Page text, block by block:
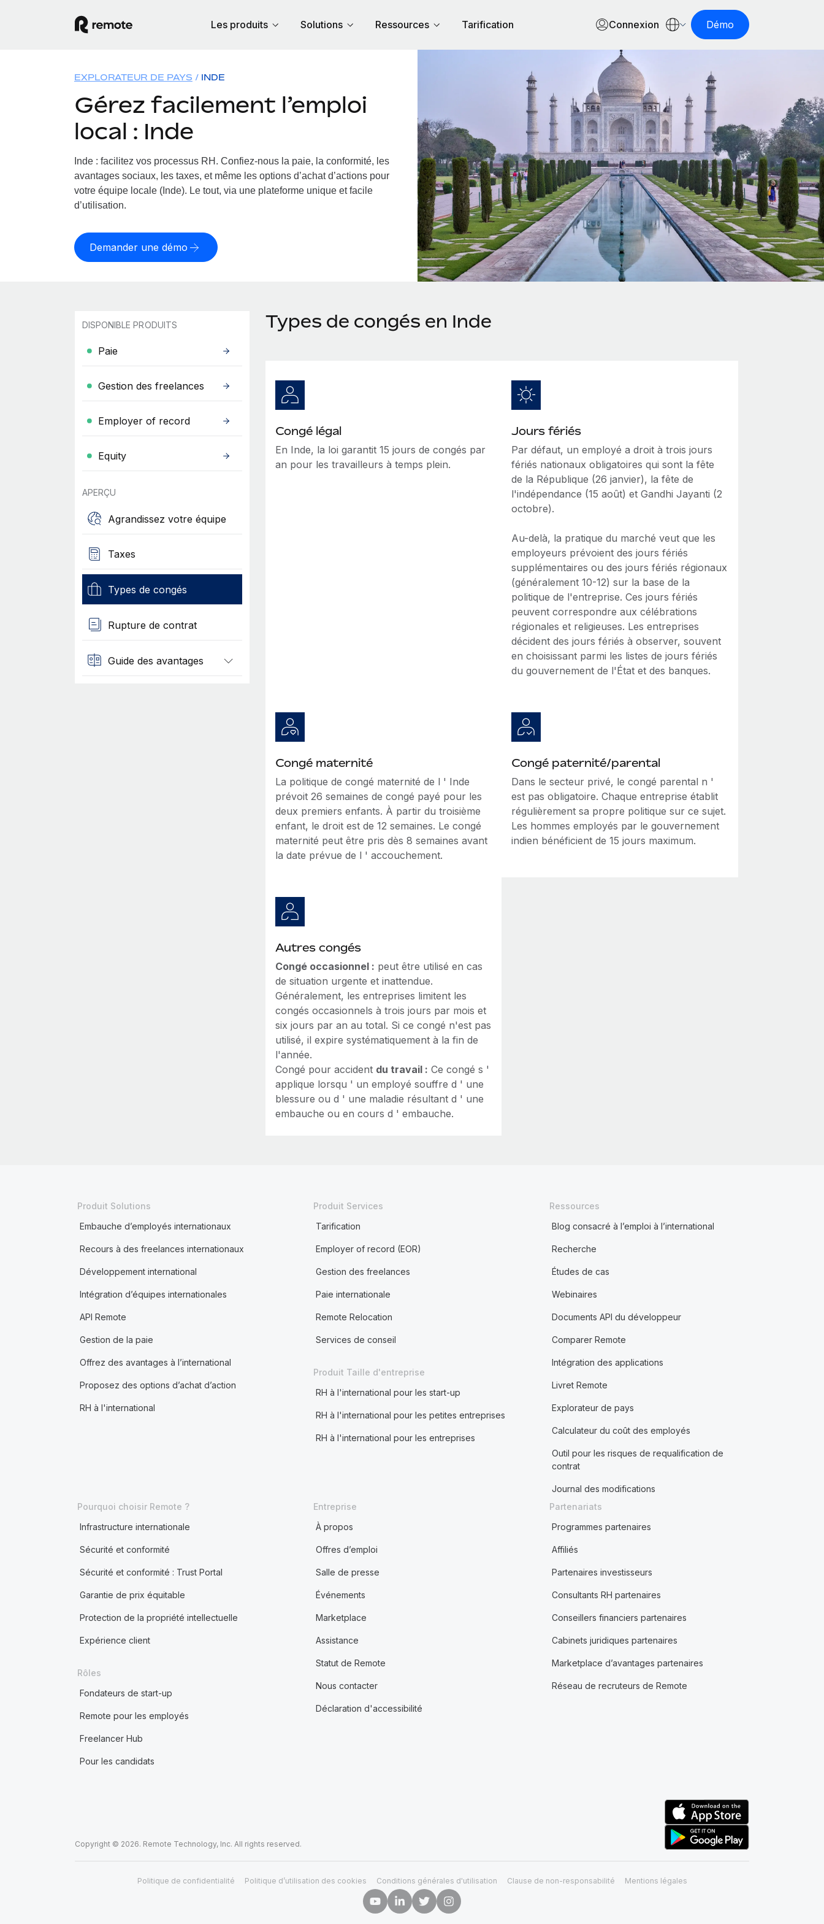
Les produits Solutions Ressources Tarification Connexion Démo
EXPLORATEUR DE PAYS INDE
Gérez facilement l’emploi
local : Inde
Inde : facilitez vos processus RH. Confiez-nous la paie, la conformité, les
avantages sociaux, les taxes, et même les options d’achat d’actions pour
votre équipe locale (Inde). Le tout, via une plateforme unique et facile
d’utilisation.
Demander une démo
DISPONIBLE PRODUITS
Paie
Gestion des freelances
Employer of record
Equity
APERÇU
Agrandissez votre équipe
Taxes
Types de congés
Rupture de contrat
Guide des avantages
Types de congés en Inde
Congé légal
En Inde, la loi garantit 15 jours de congés par
an pour les travailleurs à temps plein.
Jours fériés
Par défaut, un employé a droit à trois jours
fériés nationaux obligatoires qui sont la fête
de la République (26 janvier), la fête de
l'indépendance (15 août) et Gandhi Jayanti (2
octobre).
Au-delà, la pratique du marché veut que les
employeurs prévoient des jours fériés
supplémentaires ou des jours fériés régionaux
(généralement 10-12) sur la base de la
politique de l'entreprise. Ces jours fériés
peuvent correspondre aux célébrations
régionales et religieuses. Les entreprises
décident des jours fériés à observer, souvent
en choisissant parmi les listes de jours fériés
du gouvernement de l'État et des banques.
Congé maternité
La politique de congé maternité de l ' Inde
prévoit 26 semaines de congé payé pour les
deux premiers enfants. À partir du troisième
enfant, le droit est de 12 semaines. Le congé
maternité peut être pris dès 8 semaines avant
la date prévue de l ' accouchement.
Congé paternité/parental
Dans le secteur privé, le congé parental n '
est pas obligatoire. Chaque entreprise établit
régulièrement sa propre politique sur ce sujet.
Les hommes employés par le gouvernement
indien bénéficient de 15 jours maximum.
Autres congés
Congé occasionnel : peut être utilisé en cas
de situation urgente et inattendue.
Généralement, les entreprises limitent les
congés occasionnels à trois jours par mois et
six jours par an au total. Si ce congé n'est pas
utilisé, il expire systématiquement à la fin de
l'année.
Congé pour accident du travail : Ce congé s '
applique lorsqu ' un employé souffre d ' une
blessure ou d ' une maladie résultant d ' une
embauche ou en cours d ' embauche.
Produit Solutions
Embauche d’employés internationaux
Recours à des freelances internationaux
Développement international
Intégration d’équipes internationales
API Remote
Gestion de la paie
Offrez des avantages à l’international
Proposez des options d’achat d’action
RH à l'international
Produit Services
Tarification
Employer of record (EOR)
Gestion des freelances
Paie internationale
Remote Relocation
Services de conseil
Produit Taille d'entreprise
RH à l'international pour les start-up
RH à l'international pour les petites entreprises
RH à l'international pour les entreprises
Ressources
Blog consacré à l’emploi à l’international
Recherche
Études de cas
Webinaires
Documents API du développeur
Comparer Remote
Intégration des applications
Livret Remote
Explorateur de pays
Calculateur du coût des employés
Outil pour les risques de requalification de
contrat
Journal des modifications
Pourquoi choisir Remote ?
Infrastructure internationale
Sécurité et conformité
Sécurité et conformité : Trust Portal
Garantie de prix équitable
Protection de la propriété intellectuelle
Expérience client
Rôles
Fondateurs de start-up
Remote pour les employés
Freelancer Hub
Pour les candidats
Entreprise
À propos
Offres d’emploi
Salle de presse
Événements
Marketplace
Assistance
Statut de Remote
Nous contacter
Déclaration d'accessibilité
Partenariats
Programmes partenaires
Affiliés
Partenaires investisseurs
Consultants RH partenaires
Conseillers financiers partenaires
Cabinets juridiques partenaires
Marketplace d’avantages partenaires
Réseau de recruteurs de Remote
Copyright © 2026. Remote Technology, Inc. All rights reserved.
Politique de confidentialité Politique d’utilisation des cookies Conditions générales d'utilisation Clause de non-responsabilité Mentions légales